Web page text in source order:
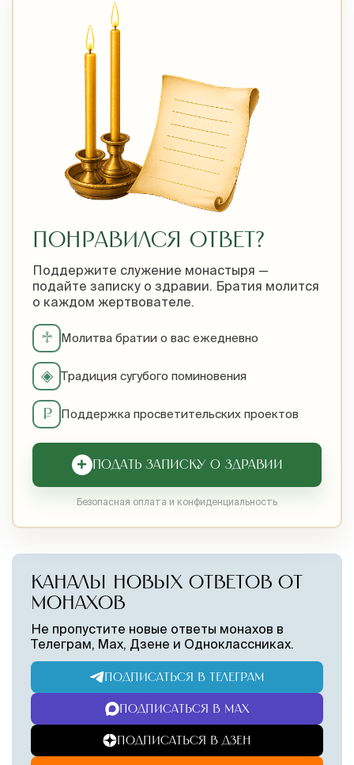
ПОНРАВИЛСЯ ОТВЕТ?
Поддержите служение монастыря —
подайте записку о здравии. Братия молится
о каждом жертвователе.
♱ Молитва братии о вас ежедневно
◈ Традиция сугубого поминовения
₽ Поддержка просветительских проектов
+ ПОДАТЬ ЗАПИСКУ О ЗДРАВИИ
Безопасная оплата и конфиденциальность
КАНАЛЫ НОВЫХ ОТВЕТОВ ОТ
МОНАХОВ
Не пропустите новые ответы монахов в
Телеграм, Max, Дзене и Одноклассниках.
ПОДПИСАТЬСЯ В ТЕЛЕГРАМ
ПОДПИСАТЬСЯ В MAX
ПОДПИСАТЬСЯ В ДЗЕН